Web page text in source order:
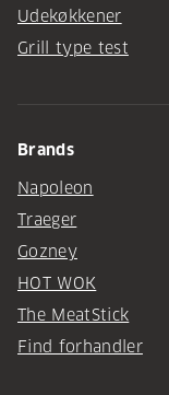
Udekøkkener
Grill type test
Brands
Napoleon
Traeger
Gozney
HOT WOK
The MeatStick
Find forhandler